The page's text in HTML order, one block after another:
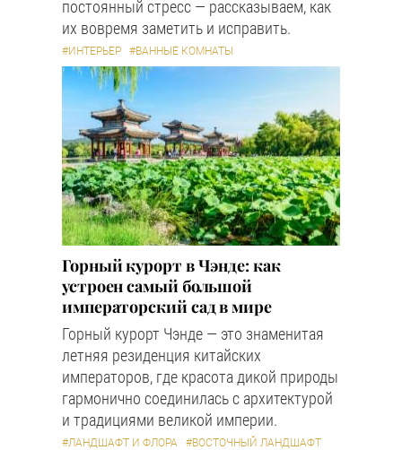
постоянный стресс — рассказываем, как
их вовремя заметить и исправить.
#ИНТЕРЬЕР #ВАННЫЕ КОМНАТЫ
Горный курорт в Чэнде: как
устроен самый большой
императорский сад в мире
Горный курорт Чэнде — это знаменитая
летняя резиденция китайских
императоров, где красота дикой природы
гармонично соединилась с архитектурой
и традициями великой империи.
#ЛАНДШАФТ И ФЛОРА #ВОСТОЧНЫЙ ЛАНДШАФТ